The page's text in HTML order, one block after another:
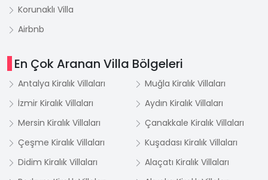
Korunaklı Villa
Airbnb
En Çok Aranan Villa Bölgeleri
Antalya Kiralık Villaları
Muğla Kiralık Villaları
İzmir Kiralık Villaları
Aydın Kiralık Villaları
Mersin Kiralık Villaları
Çanakkale Kiralık Villaları
Çeşme Kiralık Villaları
Kuşadası Kiralık Villaları
Didim Kiralık Villaları
Alaçatı Kiralık Villaları